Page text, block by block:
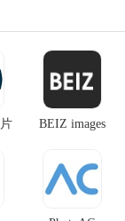
BEIZ images